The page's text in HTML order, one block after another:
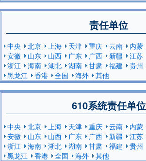
责任单位
中央 北京 上海 天津 重庆 云南 内蒙
安徽
山东 山西 广东 广西 新疆 江苏
浙江
海南 湖北 湖南 甘肃 福建 贵州
黑龙江
香港 全国 海外 其他
610系统责任单位
中央 北京 上海 天津 重庆 云南 内蒙
安徽
山东 山西 广东 广西 新疆 江苏
浙江
海南 湖北 湖南 甘肃 福建 贵州
黑龙江
香港 全国 海外 其他